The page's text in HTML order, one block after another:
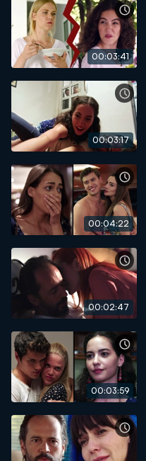
00:03:41
00:03:17
00:04:22
00:02:47
00:03:59